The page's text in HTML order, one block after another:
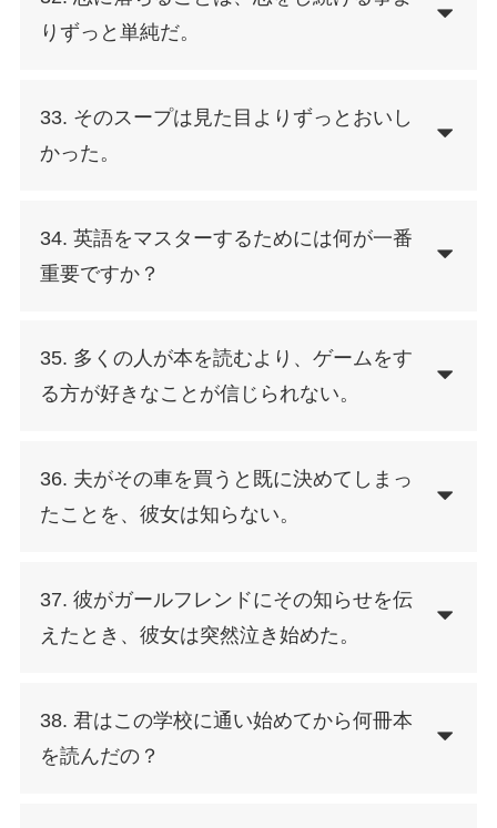
りずっと単純だ。
33. そのスープは見た目よりずっとおいし
かった。
34. 英語をマスターするためには何が一番
重要ですか？
35. 多くの人が本を読むより、ゲームをす
る方が好きなことが信じられない。
36. 夫がその車を買うと既に決めてしまっ
たことを、彼女は知らない。
37. 彼がガールフレンドにその知らせを伝
えたとき、彼女は突然泣き始めた。
38. 君はこの学校に通い始めてから何冊本
を読んだの？